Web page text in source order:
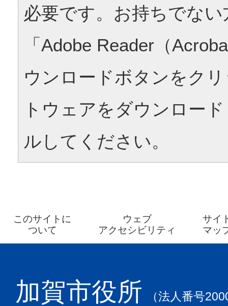
必要です。お持ちでな
「Adobe Reader（
ウンロードボタンをク
トウェアをダウンロー
ルしてください。
このサイトに
ついて
ウェブ
アクセシビリティ
サイ
マッ
加賀市役所 （法人番号